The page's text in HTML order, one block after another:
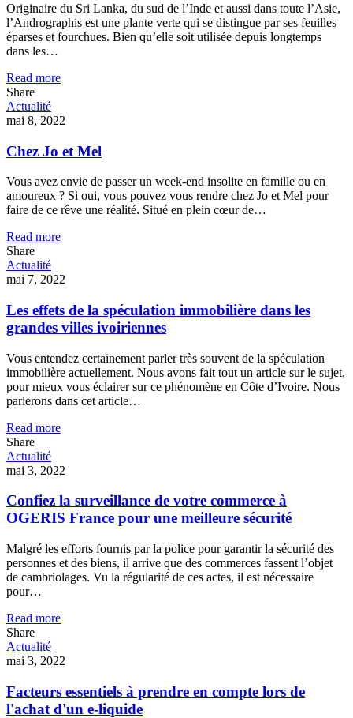
Originaire du Sri Lanka, du sud de l’Inde et aussi dans toute l’Asie,
l’Andrographis est une plante verte qui se distingue par ses feuilles
éparses et fourchues. Bien qu’elle soit utilisée depuis longtemps
dans les…
Read more
Share
Actualité
mai 8, 2022
Chez Jo et Mel
Vous avez envie de passer un week-end insolite en famille ou en
amoureux ? Si oui, vous pouvez vous rendre chez Jo et Mel pour
faire de ce rêve une réalité. Situé en plein cœur de…
Read more
Share
Actualité
mai 7, 2022
Les effets de la spéculation immobilière dans les
grandes villes ivoiriennes
Vous entendez certainement parler très souvent de la spéculation
immobilière actuellement. Nous avons fait tout un article sur le sujet,
pour mieux vous éclairer sur ce phénomène en Côte d’Ivoire. Nous
parlerons dans cet article…
Read more
Share
Actualité
mai 3, 2022
Confiez la surveillance de votre commerce à
OGERIS France pour une meilleure sécurité
Malgré les efforts fournis par la police pour garantir la sécurité des
personnes et des biens, il arrive que des commerces fassent l’objet
de cambriolages. Vu la régularité de ces actes, il est nécessaire
pour…
Read more
Share
Actualité
mai 3, 2022
Facteurs essentiels à prendre en compte lors de
l'achat d'un e-liquide